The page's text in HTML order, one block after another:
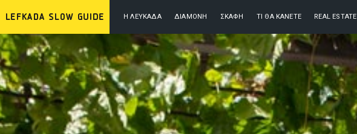
Η ΛΕΥΚΆΔΑ ΔΙΑΜΟΝΉ ΣΚΆΦΗ ΤΙ ΘΑ ΚΆΝΕΤΕ REAL